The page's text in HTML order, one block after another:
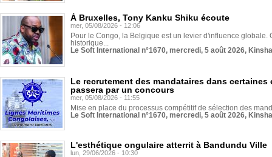
À Bruxelles, Tony Kanku Shiku écoute
mer, 05/08/2026 - 12:06
Pour le Congo, la Belgique est un levier d'influence globale.
historique...
Le Soft International n°1670, mercredi, 5 août 2026,
Le recrutement des mandataires dans
passera par un concours
mer, 05/08/2026 - 11:55
Mise en place du processus compétitif de sélection des
Le Soft International n°1670, mercredi, 5 août 2026,
L'esthétique ongulaire atterrit à Bandundu Ville
lun, 29/06/2026 - 10:30